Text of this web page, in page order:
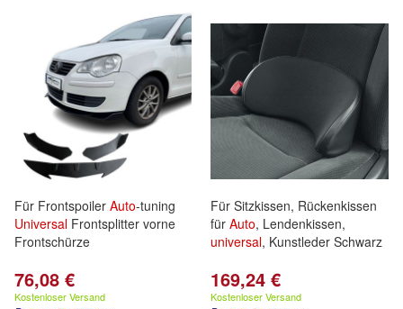
Für Frontspoiler Auto-tuning
Universal Frontsplitter vorne
Frontschürze
76,08 €
Kostenloser Versand
Für Sitzkissen, Rückenkissen
für Auto, Lendenkissen,
universal, Kunstleder Schwarz
169,24 €
Kostenloser Versand